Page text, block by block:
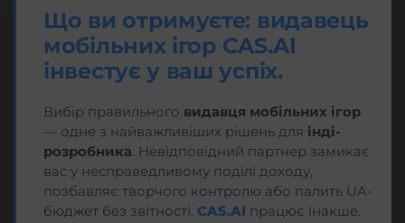
Що ви отримуєте: видавець
мобільних ігор CAS.AI
інвестує у ваш успіх.
Вибір правильного видавця мобільних ігор
— одне з найважливіших рішень для інді-
розробника . Невідповідний партнер замикає
вас у несправедливому поділі доходу,
позбавляє творчого контролю або палить UA-
бюджет без звітності. CAS.AI працює інакше.